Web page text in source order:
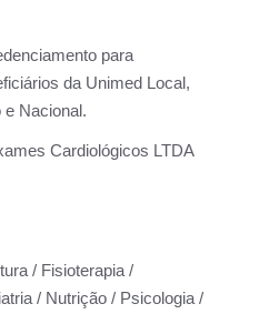
para
da Unimed Local,
e Nacional.
Cardiológicos LTDA
/ Fisioterapia /
/ Nutrição / Psicologia /